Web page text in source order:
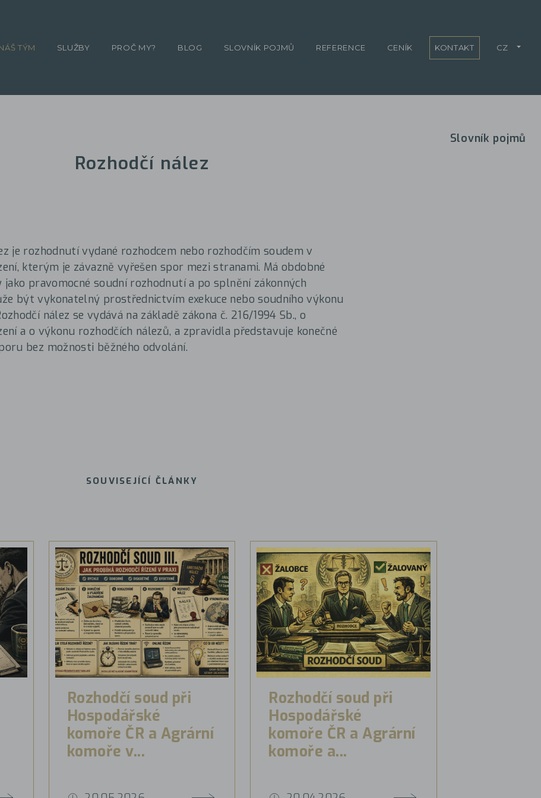
Slovník pojmů
Rozhodčí nález
je rozhodnutí vydané rozhodcem nebo rozhodčím soudem v
kterým je závazně vyřešen spor mezi stranami. Má obdobné
jako pravomocné soudní rozhodnutí a po splnění zákonných
být vykonatelný prostřednictvím exekuce nebo soudního výkonu
nález se vydává na základě zákona č. 216/1994 Sb., o
a o výkonu rozhodčích nálezů, a zpravidla představuje konečné
bez možnosti běžného odvolání.
SOUVISEJÍCÍ ČLÁNKY
Rozhodčí soud při
Hospodářské
komoře ČR a Agrární
komoře v...
Rozhodčí soud při
Hospodářské
komoře ČR a Agrární
komoře a...
TÝM SLUŽBY PROČ MY? BLOG SLOVNÍK POJMŮ REFERENCE CENÍK KONTAKT CZ